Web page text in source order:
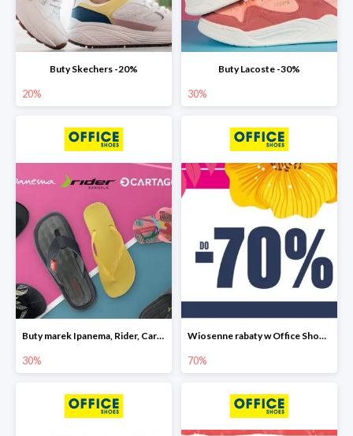
Buty Skechers -20%
20%
Buty Lacoste -30%
30%
Buty marek Ipanema, Rider, Cartago do -30%
30%
Wiosenne rabaty w Office Shoes do -70%
70%